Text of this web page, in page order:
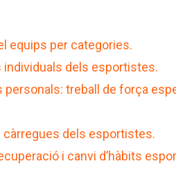
equips per categories.
individuals dels esportistes.
personals: treball de força
càrregues dels esportistes.
i canvi d’hàbits